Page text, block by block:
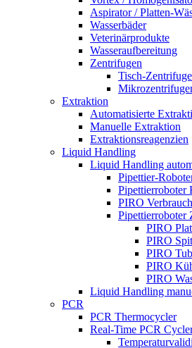
Aspirator / Platten-
Wasserbäder
Veterinärprodukte
Wasseraufbereitung
Zentrifugen
Tisch-
Extraktion
Automatisierte
Manuelle Extraktion
Extraktionsreagenzien
Liquid Handling
Liquid Handling
Pipettier-
Pipettierroboter
PIRO
Pipettierroboter
PIRO
PIRO
PIRO
PIRO
PIRO
Liquid Handling
PCR
PCR Thermocycler
Real-Time PCR